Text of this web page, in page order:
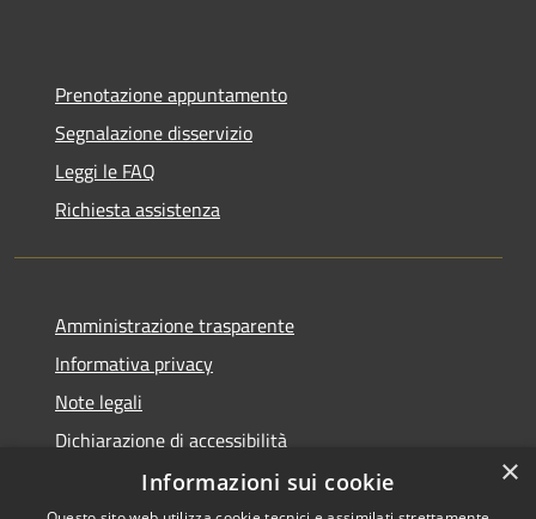
Prenotazione appuntamento
Segnalazione disservizio
Leggi le FAQ
Richiesta assistenza
Amministrazione trasparente
Informativa privacy
Note legali
Dichiarazione di accessibilità
×
Informazioni sui cookie